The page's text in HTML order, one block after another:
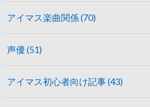
アイマス楽曲関係 (70)
声優 (51)
アイマス初心者向け記事(43)